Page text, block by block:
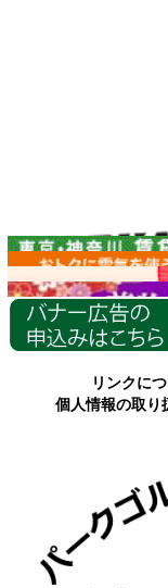
各種情報
リンクに
個人情報の取り